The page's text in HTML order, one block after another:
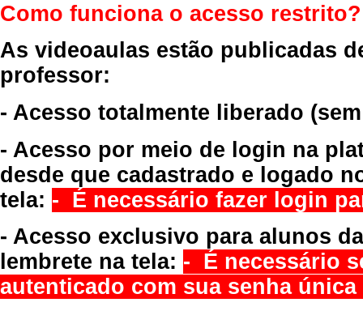
Como funciona o acesso restrito?
As videoaulas estão publicadas
professor:
- Acesso totalmente liberado
- Acesso por meio de login na
desde que cadastrado e logado
tela: - É necessário fazer login
- Acesso exclusivo para alunos
lembrete na tela: - É necessário
autenticado com sua senha